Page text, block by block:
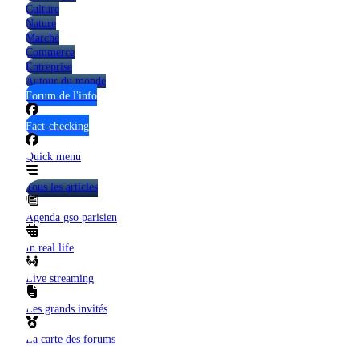
Culture
Nature
Marché
Commerce
Entreprise
Autour du monde
Forum de l'info
Fact-checking
Quick menu
Tous les articles
Agenda gso parisien
In real life
Live streaming
Les grands invités
La carte des forums